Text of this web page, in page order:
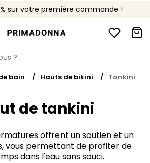
% sur votre première commande !
gratuite à partir de CHF 150
📦 Retours gratuits
?
bain Hauts de bikini Tankini
de tankini
offrent un soutien et un
vous permettant de profiter de
dans l'eau sans souci.